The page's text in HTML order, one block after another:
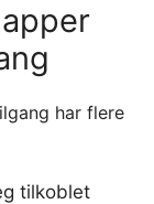
har flere
tilkoblet